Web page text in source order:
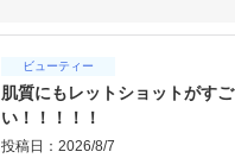
ビューティー
肌質にもレットショットがすご
い！！！！！
投稿日：2026/8/7